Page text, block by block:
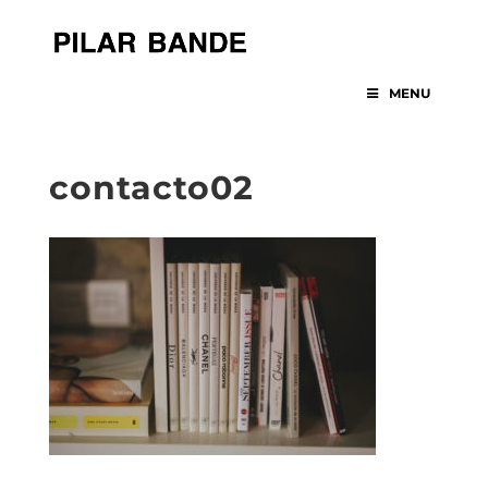
MENU
contacto02